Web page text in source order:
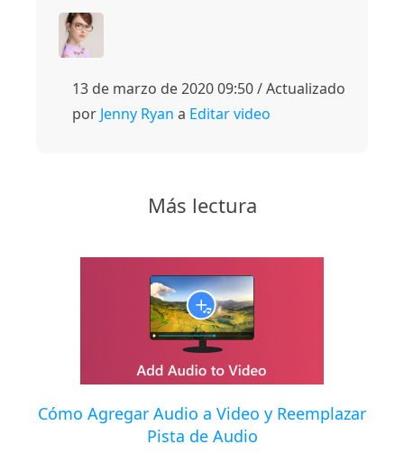
13 de marzo de 2020 09:50 / Actualizado
por Jenny Ryan a Editar video
Más lectura
Cómo Agregar Audio a Video y Reemplazar
Pista de Audio